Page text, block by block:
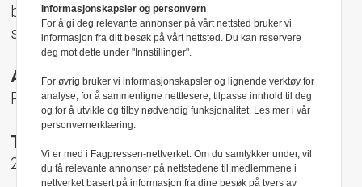
behandler klager mot mediene i presseetiske
spørsmål.
Adresse:
Rådhusgt 17, 0158 Oslo
Telefon:
22 40 50 40
Informasjonskapsler og personvern
For å gi deg relevante annonser på vårt nettsted bruker vi
informasjon fra ditt besøk på vårt nettsted. Du kan reservere
deg mot dette under "Innstillinger".
For øvrig bruker vi informasjonskapsler og lignende verktøy for
analyse, for å sammenligne nettlesere, tilpasse innhold til deg
og for å utvikle og tilby nødvendig funksjonalitet. Les mer i vår
personvernerklæring.
Vi er med i Fagpressen-nettverket. Om du samtykker under, vil
du få relevante annonser på nettstedene til medlemmene i
nettverket basert på informasjon fra dine besøk på tvers av